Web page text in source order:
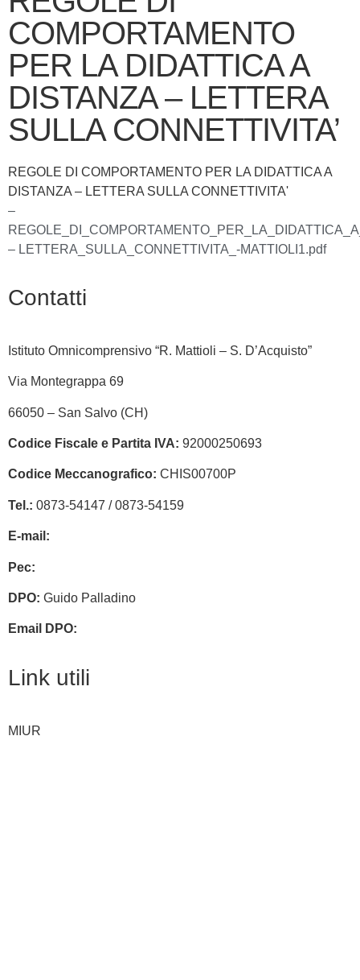
COMPORTAMENTO
PER LA DIDATTICA A
DISTANZA – LETTERA
SULLA CONNETTIVITA’
REGOLE DI COMPORTAMENTO PER LA DIDATTICA A
DISTANZA – LETTERA SULLA CONNETTIVITA'
–
– LETTERA_SULLA_CONNETTIVITA_-MATTIOLI1.pdf
Contatti
Istituto Omnicomprensivo “R. Mattioli – S. D’Acquisto”
Via Montegrappa 69
66050 – San Salvo (CH)
Codice Fiscale e Partita IVA: 92000250693
Codice Meccanografico: CHIS00700P
Tel.: 0873-54147 /0873-54159
E-mail:
Pec:
DPO: Guido Palladino
Email DPO:
Link utili
MIUR